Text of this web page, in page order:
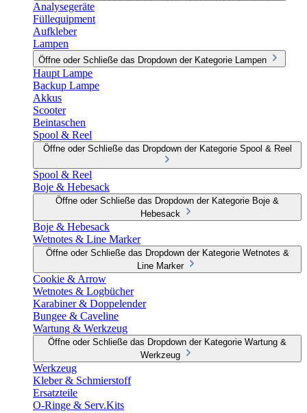
Analysegeräte
Füllequipment
Aufkleber
Lampen
Öffne oder Schließe das Dropdown der Kategorie Lampen
Haupt Lampe
Backup Lampe
Akkus
Scooter
Beintaschen
Spool & Reel
Öffne oder Schließe das Dropdown der Kategorie Spool & Reel
Spool & Reel
Boje & Hebesack
Öffne oder Schließe das Dropdown der Kategorie Boje &
Hebesack
Boje & Hebesack
Wetnotes & Line Marker
Öffne oder Schließe das Dropdown der Kategorie Wetnotes &
Line Marker
Cookie & Arrow
Wetnotes & Logbücher
Karabiner & Doppelender
Bungee & Caveline
Wartung & Werkzeug
Öffne oder Schließe das Dropdown der Kategorie Wartung &
Werkzeug
Werkzeug
Kleber & Schmierstoff
Ersatzteile
O-Ringe & Serv.Kits